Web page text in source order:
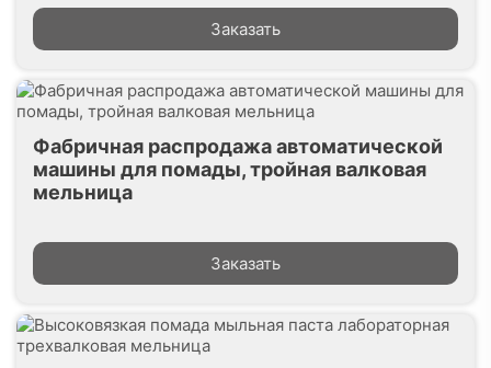
Заказать
Фабричная распродажа автоматической
машины для помады, тройная валковая
мельница
Заказать